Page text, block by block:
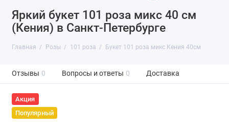
Яркий букет 101 роза микс 40 см
(Кения) в Санкт-Петербурге
Главная Розы 101 роза Букет 101 роза микс Кения 40см
Отзывы 0 Вопросы и ответы 0 Доставка
Акция
Популярный